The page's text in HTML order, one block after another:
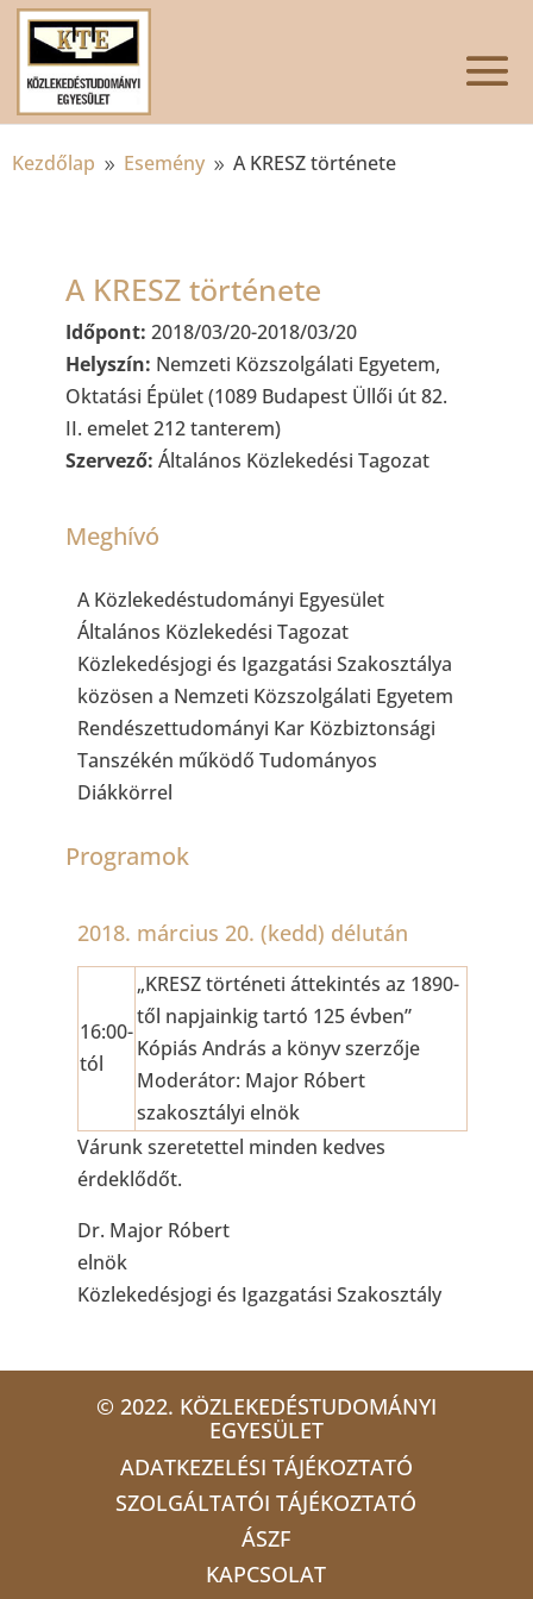
Kezdőlap 9 Esemény 9 A KRESZ története
A KRESZ története
Időpont: 2018/03/20-2018/03/20
Helyszín: Nemzeti Közszolgálati Egyetem,
Oktatási Épület (1089 Budapest Üllői út 82.
II. emelet 212 tanterem)
Szervező: Általános Közlekedési Tagozat
Meghívó
A Közlekedéstudományi Egyesület
Általános Közlekedési Tagozat
Közlekedésjogi és Igazgatási Szakosztálya
közösen a Nemzeti Közszolgálati Egyetem
Rendészettudományi Kar Közbiztonsági
Tanszékén működő Tudományos
Diákkörrel
Programok
2018. március 20. (kedd) délután
16:00-
tól
„KRESZ történeti áttekintés az 1890-
től napjainkig tartó 125 évben”
Kópiás András a könyv szerzője
Moderátor: Major Róbert
szakosztályi elnök
Várunk szeretettel minden kedves
érdeklődőt.
Dr. Major Róbert
elnök
Közlekedésjogi és Igazgatási Szakosztály
© 2022. KÖZLEKEDÉSTUDOMÁNYI
EGYESÜLET
ADATKEZELÉSI TÁJÉKOZTATÓ
SZOLGÁLTATÓI TÁJÉKOZTATÓ
ÁSZF
KAPCSOLAT